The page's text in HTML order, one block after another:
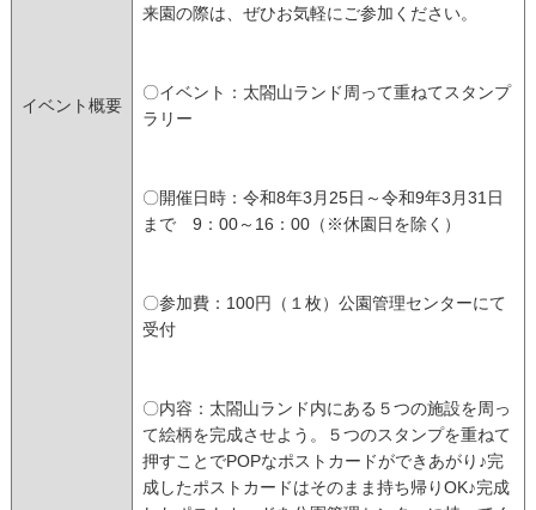
イベント概要
来園の際は、ぜひお気軽にご参加ください。
〇イベント：太閤山ランド周って重ねてスタンプ
ラリー
〇開催日時：令和8年3月25日～令和9年3月31日
まで 9：00～16：00（※休園日を除く）
〇参加費：100円（１枚）公園管理センターにて
受付
〇内容：太閤山ランド内にある５つの施設を周っ
て絵柄を完成させよう。５つのスタンプを重ねて
押すことでPOPなポストカードができあがり♪完
成したポストカードはそのまま持ち帰りOK♪完成